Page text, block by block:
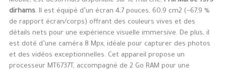
dirhams. Il est équipé d’un écran 4,7 pouces, 60,9 cm2 (~67,9 %
de rapport écran/corps) offrant des couleurs vives et des
détails nets pour une expérience visuelle immersive. De plus, il
est doté d’une caméra 8 Mpx, idéale pour capturer des photos
et des vidéos exceptionnelles. Cet appareil propose un
processeur MT6737T, accompagné de 2 Go RAM pour une